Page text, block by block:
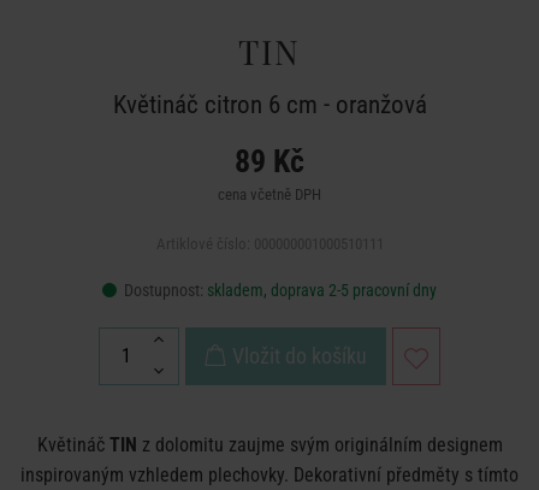
TIN
Květináč citron 6 cm - oranžová
89 Kč
cena včetně DPH
Dostupnost: skladem, doprava 2-5 pracovní dny
Vložit do košíku
Květináč TIN z dolomitu zaujme svým originálním designem
inspirovaným vzhledem plechovky. Dekorativní předměty s tímto